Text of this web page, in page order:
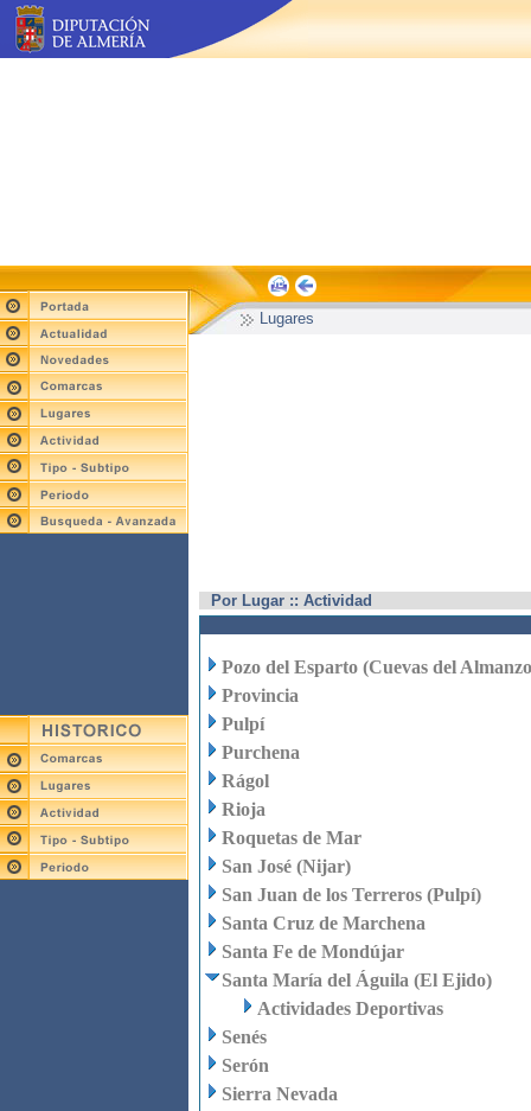
Lugares
Por Lugar :: Actividad
Pozo del Esparto (Cuevas del
Provincia
Pulpí
Purchena
Rágol
Rioja
Roquetas de Mar
San José (Nijar)
San Juan de los Terreros (Pulpí)
Santa Cruz de Marchena
Santa Fe de Mondújar
Santa María del Águila (El Ejido)
Actividades Deportivas
Senés
Serón
Sierra Nevada